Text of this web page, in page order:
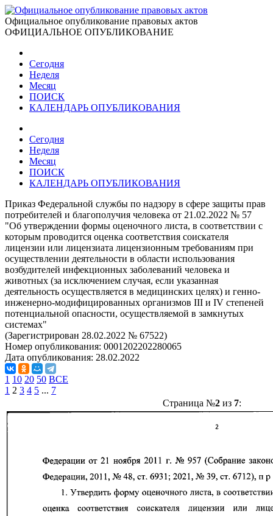
Официальное опубликование правовых актов
ОФИЦИАЛЬНОЕ ОПУБЛИКОВАНИЕ
Сегодня
Неделя
Месяц
ПОИСК
КАЛЕНДАРЬ ОПУБЛИКОВАНИЯ
Сегодня
Неделя
Месяц
ПОИСК
КАЛЕНДАРЬ ОПУБЛИКОВАНИЯ
Приказ Федеральной службы по надзору в сфере защиты прав
потребителей и благополучия человека от 21.02.2022 № 57
"Об утверждении формы оценочного листа, в соответствии с
которым проводится оценка соответствия соискателя
лицензии или лицензиата лицензионным требованиям при
осуществлении деятельности в области использования
возбудителей инфекционных заболеваний человека и
животных (за исключением случая, если указанная
деятельность осуществляется в медицинских целях) и генно-
инженерно-модифицированных организмов III и IV степеней
потенциальной опасности, осуществляемой в замкнутых
системах"
(Зарегистрирован 28.02.2022 № 67522)
Номер опубликования: 0001202202280065
Дата опубликования: 28.02.2022
1 10 20 50 ВСЕ
1 2 3 4 5 ... 7
Страница №2из 7: